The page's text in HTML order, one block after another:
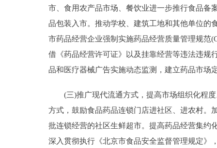
市、食用农产品市场、餐饮业进一步推行食品备
品包装入市。推动学校、建筑工地和其他单位的
市药品经营企业强制实施药品经营质量管理规范
借《药品经营许可证》以及挂靠经营等违法违规
品和医疗器械广告实施动态监测，建立药品市场
(三)推广现代流通方式，提高市场组织化程度
方式，鼓励食品药品连锁门店进社区、进农村。
批连锁经营的社区生鲜超市。提高药品经营集
深入贯彻执行《北京市食品安全监督管理规定》